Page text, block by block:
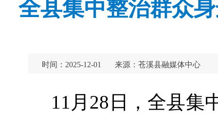
全县集中整治群众
时间：2025-12-01 来源：苍溪县融媒体中心
11月28日，全县集